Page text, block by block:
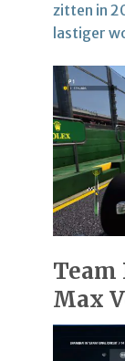
zitten in
lastiger
Team
Max